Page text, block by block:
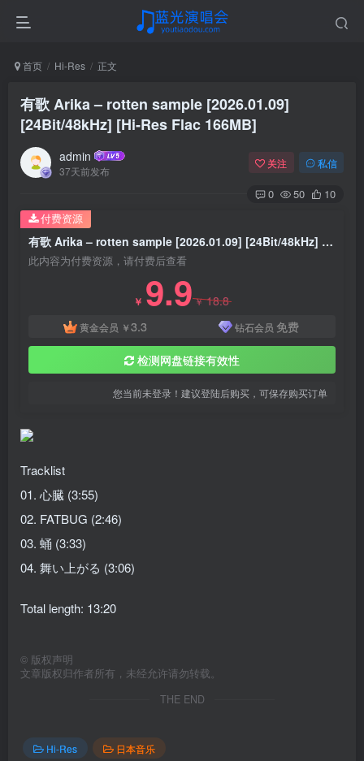
首页 Hi-Res 正文
有歌 Arika – rotten sample [2026.01.09]
[24Bit/48kHz] [Hi-Res Flac 166MB]
admin
37天前发布
关注 私信
0 50 10
有歌 Arika – rotten sample [2026.01.09] [24Bit/48kHz] [Hi-Res Flac 166MB]
此内容为付费资源，请付费后查看
￥ 9.9￥18.8
黄金会员 ￥3.3 钻石会员 免费
检测网盘链接有效性
您当前未登录！建议登陆后购买，可保存购买订单
付费资源
Tracklist
01. 心臓 (3:55)
02. FATBUG (2:46)
03. 蛹 (3:33)
04. 舞い上がる (3:06)
Total length: 13:20
© 版权声明
文章版权归作者所有，未经允许请勿转载。
THE END
Hi-Res
日本音乐